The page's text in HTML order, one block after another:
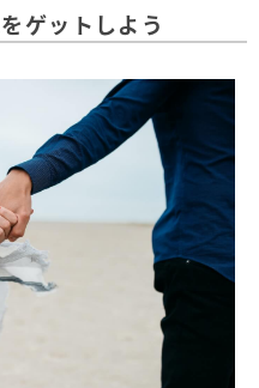
ゲットしよう